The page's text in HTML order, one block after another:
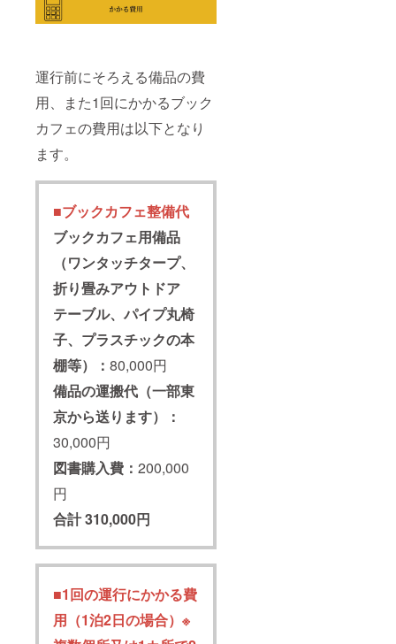
運行前にそろえる備品の費
用、また1回にかかるブック
カフェの費用は以下となり
ます。
■ブックカフェ整備代
ブックカフェ用備品
（ワンタッチタープ、
折り畳みアウトドア
テーブル、パイプ丸椅
子、プラスチックの本
棚等）： 80,000円
備品の運搬代（一部東
京から送ります）：
30,000円
図書購入費： 200,000
円
合計 310,000円
■1回の運行にかかる費
用（1泊2日の場合）※